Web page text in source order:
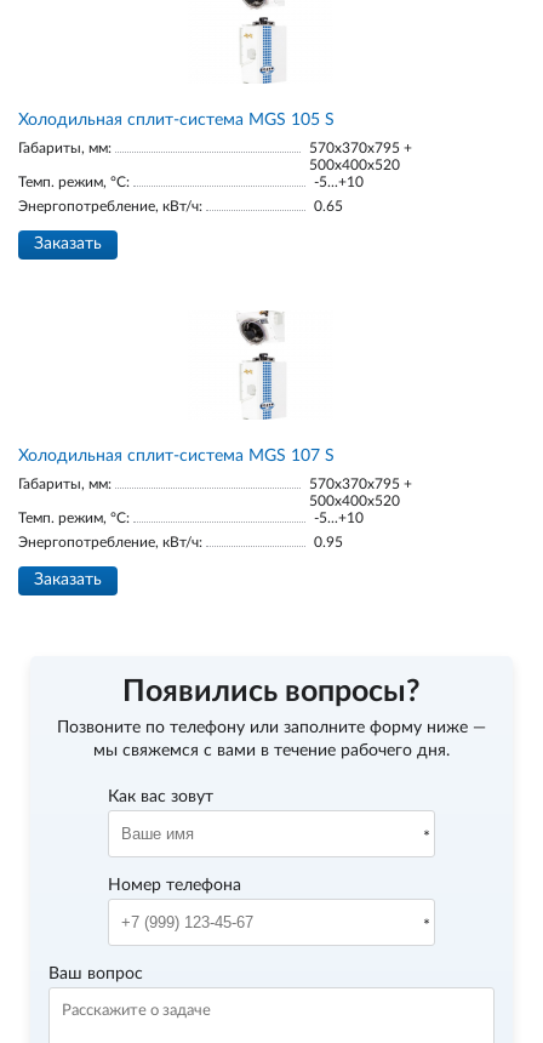
Холодильная сплит-система MGS 105 S
Габариты, мм:
570x370x795 +
500x400x520
Темп. режим, °С:
-5...+10
Энергопотребление, кВт/ч:
0.65
Заказать
Холодильная сплит-система MGS 107 S
Габариты, мм:
570x370x795 +
500x400x520
Темп. режим, °С:
-5...+10
Энергопотребление, кВт/ч:
0.95
Заказать
Появились вопросы?
Позвоните по телефону или заполните форму ниже —
мы свяжемся с вами в течение рабочего дня.
Как вас зовут
Номер телефона
Ваш вопрос